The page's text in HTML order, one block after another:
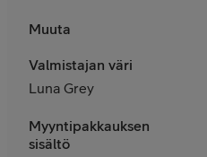
Muuta
Valmistajan väri
Luna Grey
Myyntipakkauksen
sisältö